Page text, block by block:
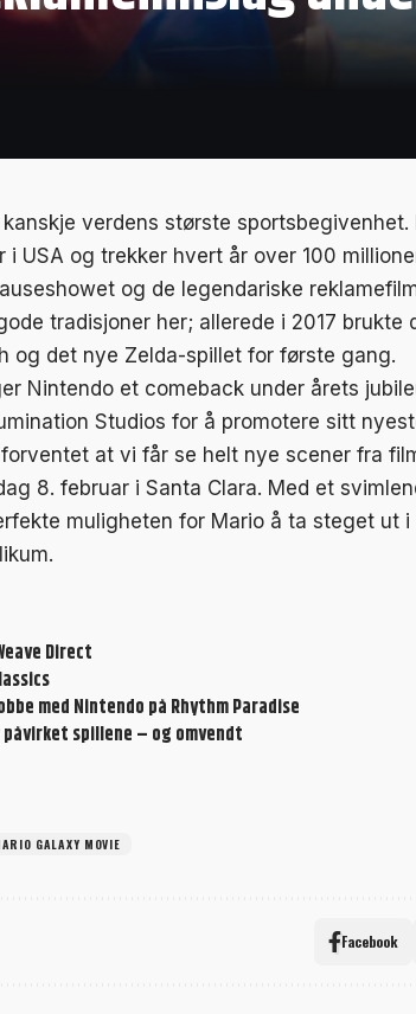
verdens største sportsbegivenhet.
USA og trekker hvert år over 100
og de legendariske
tradisjoner her; allerede i 2017 brukte
og det nye Zelda-spillet for første gang.
Nintendo et comeback under årets
Studios for å promotere sitt
at vi får se helt nye scener fra
8. februar i Santa Clara. Med et
muligheten for Mario å ta steget ut i
Direct
med Nintendo på Rhythm Paradise
påvirket spillene – og omvendt
GALAXY MOVIE
Facebook